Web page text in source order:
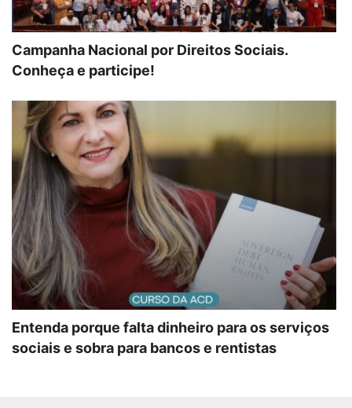
Campanha Nacional por Direitos Sociais.
Conheça e participe!
Entenda porque falta dinheiro para os serviços
sociais e sobra para bancos e rentistas